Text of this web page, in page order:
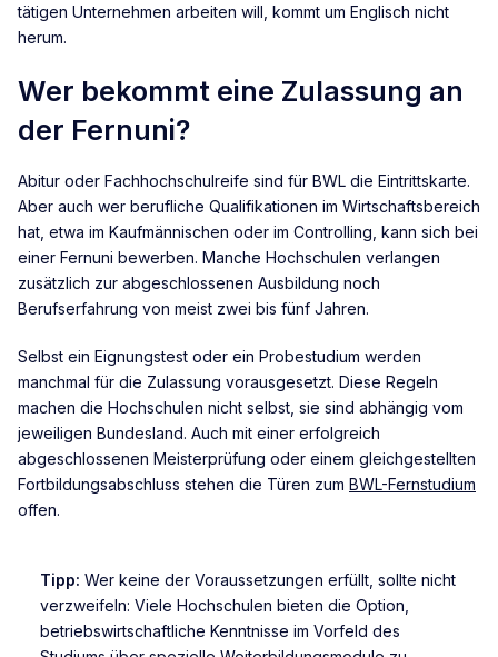
tätigen Unternehmen arbeiten will, kommt um Englisch nicht
herum.
Wer bekommt eine Zulassung an
der Fernuni?
Abitur oder Fachhochschulreife sind für BWL die Eintrittskarte.
Aber auch wer berufliche Qualifikationen im Wirtschaftsbereich
hat, etwa im Kaufmännischen oder im Controlling, kann sich bei
einer Fernuni bewerben. Manche Hochschulen verlangen
zusätzlich zur abgeschlossenen Ausbildung noch
Berufserfahrung von meist zwei bis fünf Jahren.
Selbst ein Eignungstest oder ein Probestudium werden
manchmal für die Zulassung vorausgesetzt. Diese Regeln
machen die Hochschulen nicht selbst, sie sind abhängig vom
jeweiligen Bundesland. Auch mit einer erfolgreich
abgeschlossenen Meisterprüfung oder einem gleichgestellten
Fortbildungsabschluss stehen die Türen zum BWL-Fernstudium
offen.
Tipp: Wer keine der Voraussetzungen erfüllt, sollte nicht
verzweifeln: Viele Hochschulen bieten die Option,
betriebswirtschaftliche Kenntnisse im Vorfeld des